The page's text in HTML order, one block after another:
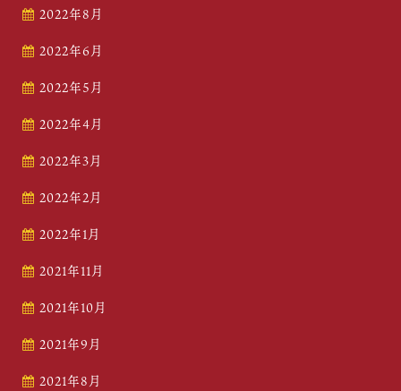
2022年8月
2022年6月
2022年5月
2022年4月
2022年3月
2022年2月
2022年1月
2021年11月
2021年10月
2021年9月
2021年8月